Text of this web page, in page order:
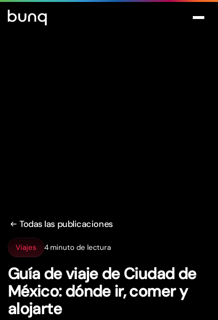
Todas las publicaciones
Viajes 4 minuto de lectura
Guía de viaje de Ciudad de
México: dónde ir, comer y
alojarte